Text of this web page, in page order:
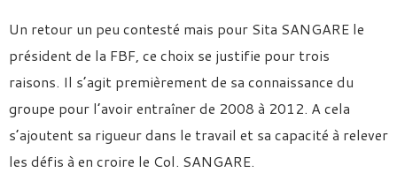
Un retour un peu contesté mais pour Sita SANGARE le
président de la FBF, ce choix se justifie pour trois
raisons. Il s’agit premièrement de sa connaissance du
groupe pour l’avoir entraîner de 2008 à 2012. A cela
s’ajoutent sa rigueur dans le travail et sa capacité à relever
les défis à en croire le Col. SANGARE.